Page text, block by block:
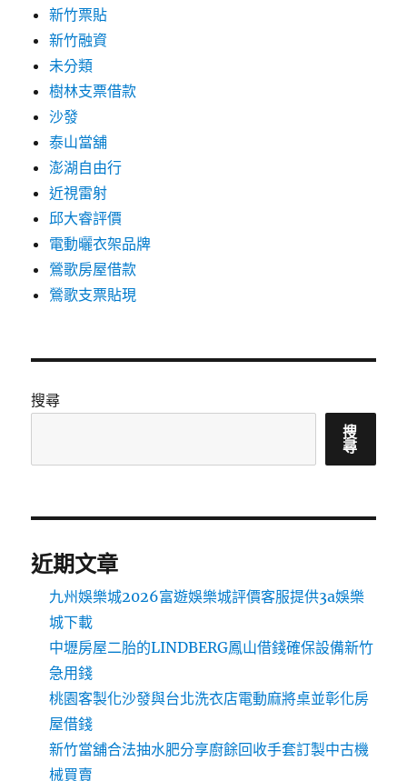
新竹票貼
新竹融資
未分類
樹林支票借款
沙發
泰山當舖
澎湖自由行
近視雷射
邱大睿評價
電動曬衣架品牌
鶯歌房屋借款
鶯歌支票貼現
搜尋
搜
尋
近期文章
九州娛樂城2026富遊娛樂城評價客服提供3a娛樂
城下載
中壢房屋二胎的LINDBERG鳳山借錢確保設備新竹
急用錢
桃園客製化沙發與台北洗衣店電動麻將桌並彰化房
屋借錢
新竹當舖合法抽水肥分享廚餘回收手套訂製中古機
械買賣